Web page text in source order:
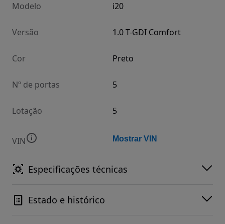
Modelo i20
Versão 1.0 T-GDI Comfort
Cor Preto
Nº de portas 5
Lotação 5
VIN Mostrar VIN
Especificações técnicas
Estado e histórico